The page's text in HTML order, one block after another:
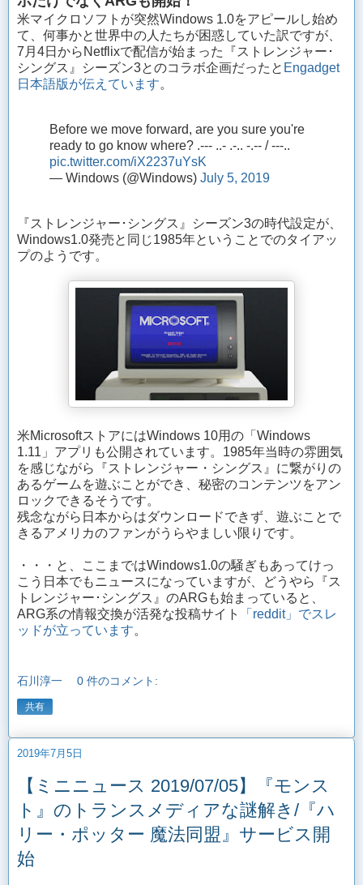
米マイクロソフトが突然Windows 1.0をアピールし始め
て、何事かと世界中の人たちが困惑していた訳ですが、
7月4日からNetflixで配信が始まった『ストレンジャー･
シングス』シーズン3とのコラボ企画だったと Engadget
日本語版が伝えています。
Before we move forward, are you sure you're
ready to go know where? .--- ..- .-.. -.-- / ---..
pic.twitter.com/iX2237uYsK
— Windows (@Windows) July 5, 2019
『ストレンジャー･シングス』シーズン3の時代設定が、
Windows1.0発売と同じ1985年ということでのタイアッ
プのようです。
米MicrosoftストアにはWindows 10用の「Windows
1.11」アプリも公開されています。1985年当時の雰囲気
を感じながら『ストレンジャー・シングス』に繋がりの
あるゲームを遊ぶことができ、秘密のコンテンツをアン
ロックできるそうです。
残念ながら日本からはダウンロードできず、遊ぶことで
きるアメリカのファンがうらやましい限りです。
・・・と、ここまではWindows1.0の騒ぎもあってけっ
こう日本でもニュースになっていますが、どうやら『ス
トレンジャー･シングス』のARGも始まっていると、
ARG系の情報交換が活発な投稿サイト
「reddit」でスレ
ッドが立っています。
石川淳一 0 件のコメント:
共有
2019年7月5日
【ミニニュース 2019/07/05】『モンス
ト』のトランスメディアな謎解き/『ハ
リー・ポッター 魔法同盟』サービス開
始